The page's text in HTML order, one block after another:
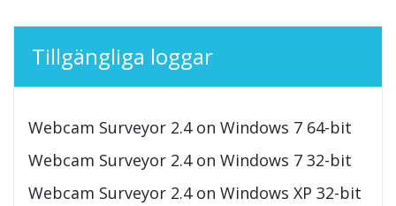
Tillgängliga loggar
Webcam Surveyor 2.4 on Windows 7 64-bit
Webcam Surveyor 2.4 on Windows 7 32-bit
Webcam Surveyor 2.4 on Windows XP 32-bit